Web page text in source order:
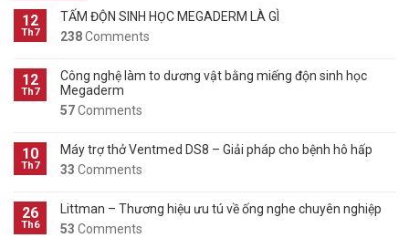
12
Th7
TẤM ĐỘN SINH HỌC MEGADERM LÀ GÌ
238Comments
12
Th7
Công nghệ làm to dương vật bằng miếng độn sinh học
Megaderm
57Comments
10
Th7
Máy trợ thở Ventmed DS8 – Giải pháp cho bệnh hô hấp
33 Comments
26
Th6
Littman – Thương hiệu ưu tú về ống nghe chuyên nghiệp
53 Comments